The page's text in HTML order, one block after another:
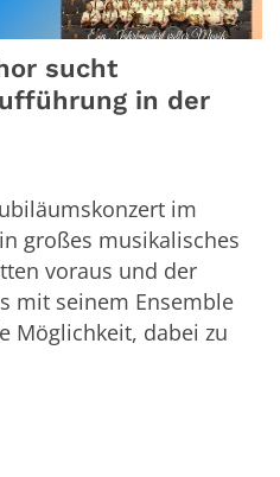
sucht
in der
im
großes musikalisches
voraus und der
mit seinem Ensemble
Möglichkeit, dabei zu